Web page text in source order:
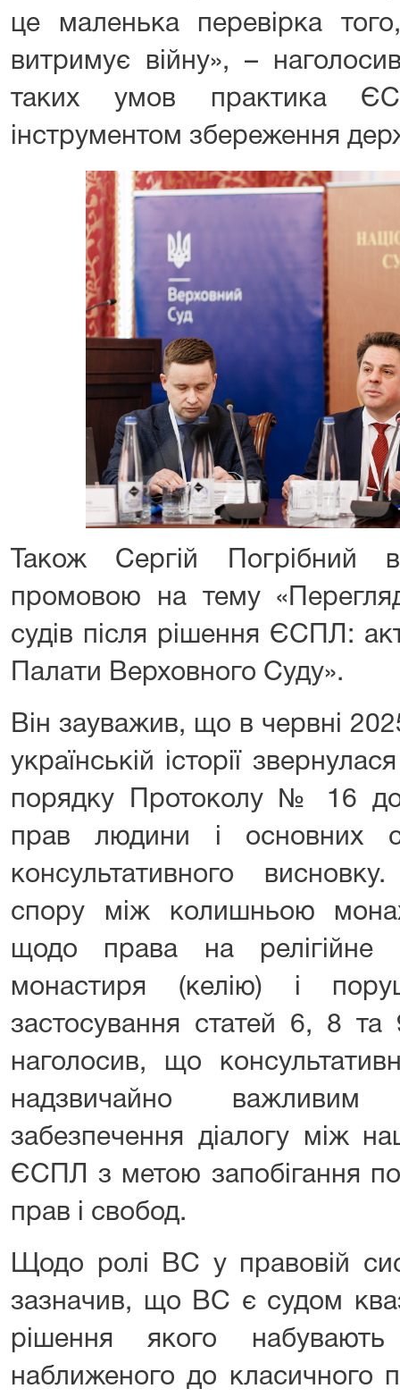
це маленька перевірка
витримує війну», –
таких умов практика
інструментом збереження
Також Сергій Погрібний
промовою на тему
судів після рішення ЄСПЛ:
Палати Верховного Суду».
Він зауважив, що в червні
українській історії
порядку Протоколу № 16 до
прав людини і основних
консультативного
спору між колишньою
щодо права на
монастиря (келію) і
застосування статей 6, 8 та
наголосив, що
надзвичайно важливим
забезпечення діалогу між
ЄСПЛ з метою запобігання
прав і свобод.
Щодо ролі ВС у правовій
зазначив, що ВС є судом
рішення якого набувають
наближеного до класичного